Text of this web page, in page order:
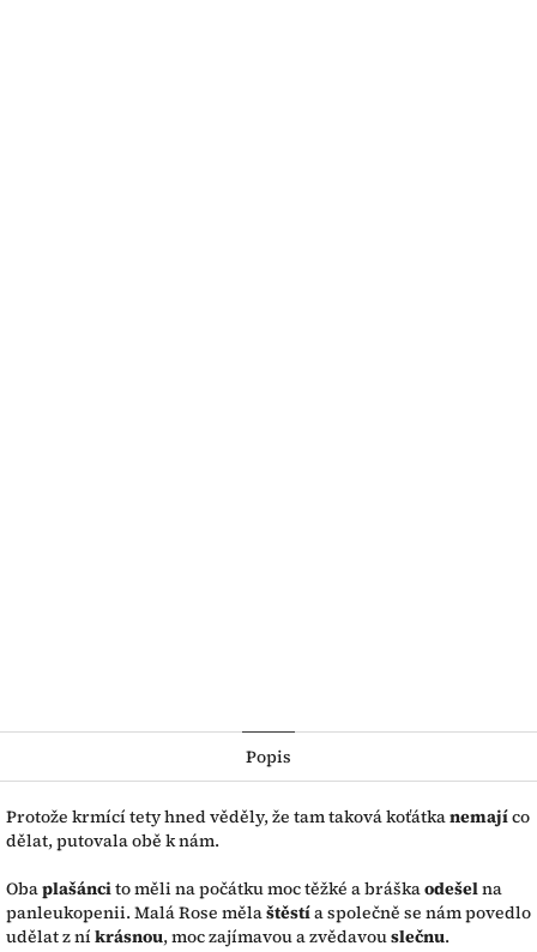
Popis
Protože krmící tety hned věděly, že tam taková koťátkanemajíco
dělat, putovala obě k nám.
Obaplašáncito měli na počátku moc těžké a bráškaodešelna
panleukopenii. Malá Rose mělaštěstía společně se nám povedlo
udělat z ní krásnou, moc zajímavou a zvědavouslečnu.